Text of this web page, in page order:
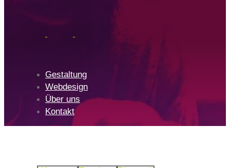
Gestaltung
Webdesign
Über uns
Kontakt